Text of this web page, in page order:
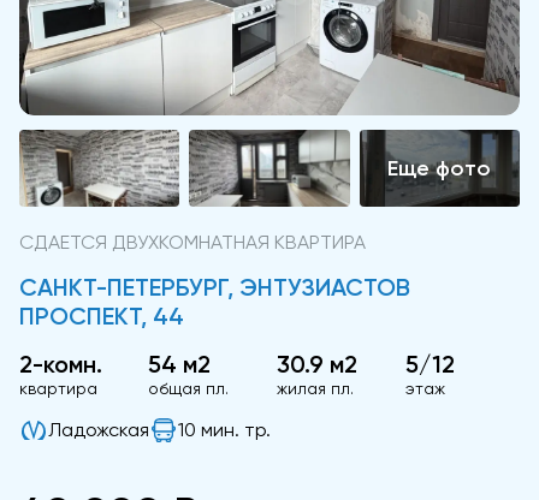
СДАЕТСЯ ДВУХКОМНАТНАЯ КВАРТИРА
САНКТ-ПЕТЕРБУРГ, ЭНТУЗИАСТОВ
ПРОСПЕКТ, 44
2-комн.
квартира
54 м2
общая пл.
30.9 м2
жилая пл.
5/12
этаж
Ладожская 10 мин. тр.